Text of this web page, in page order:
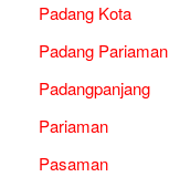
Padang Kota
Padang Pariaman
Padangpanjang
Pariaman
Pasaman